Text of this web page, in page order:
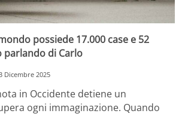
possiede 17.000 case e 52
parlando di Carlo
Dicembre 2025
in Occidente detiene un
ogni immaginazione. Quando